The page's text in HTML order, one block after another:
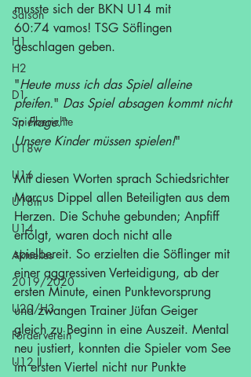
Saison
H1
H2
D1
Spielberichte
U18w
U16
U18m
U14
Aktuelles
2019/2020
U20/H3
Förderverein
U12 II
musste sich der BKN U14 mit
60:74 vamos! TSG Söflingen
geschlagen geben.
"Heute muss ich das Spiel alleine
pfeifen." Das Spiel absagen kommt nicht
in Frage."
Unsere Kinder müssen spielen!"
Mit diesen Worten sprach Schiedsrichter
Marcus Dippel allen Beteiligten aus dem
Herzen. Die Schuhe gebunden; Anpfiff
erfolgt, waren doch nicht alle
spielbereit. So erzielten die Söflinger mit
einer aggressiven Verteidigung, ab der
ersten Minute, einen Punktevorsprung
und zwangen Trainer Jüfan Geiger
gleich zu Beginn in eine Auszeit. Mental
neu justiert, konnten die Spieler vom See
im ersten Viertel nicht nur Punkte